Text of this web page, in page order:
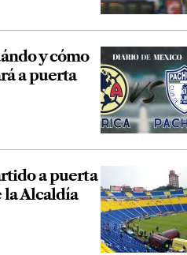
y cómo
a puerta
a puerta
la Alcaldía